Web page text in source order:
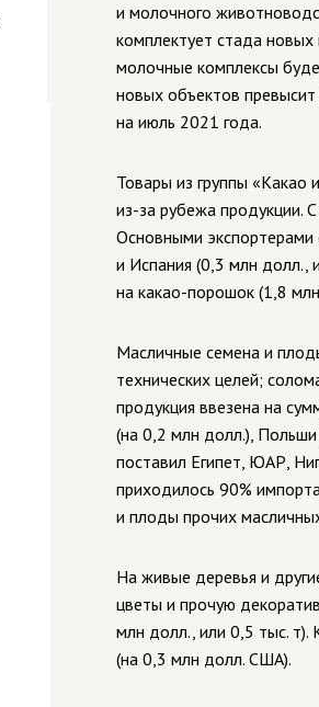
и молочного
комплектует стада
молочные комплексы
новых объектов
на июль 2021 года.
Товары из группы
из-за рубежа продукции.
Основными экспортерами
и Испания (0,3 млн долл.,
на какао-порошок (1,8
Масличные семена и
технических целей;
продукция ввезена на
(на 0,2 млн долл.),
поставил Египет, ЮАР,
приходилось 90%
и плоды прочих
На живые деревья и
цветы и прочую
млн долл., или 0,5 тыс.
(на 0,3 млн долл. США).